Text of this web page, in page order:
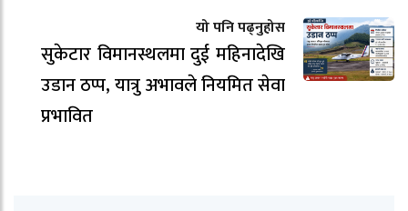
यो पनि पढ्नुहोस
सुकेटार विमानस्थलमा दुई महिनादेखि
उडान ठप्प, यात्रु अभावले नियमित सेवा
प्रभावित